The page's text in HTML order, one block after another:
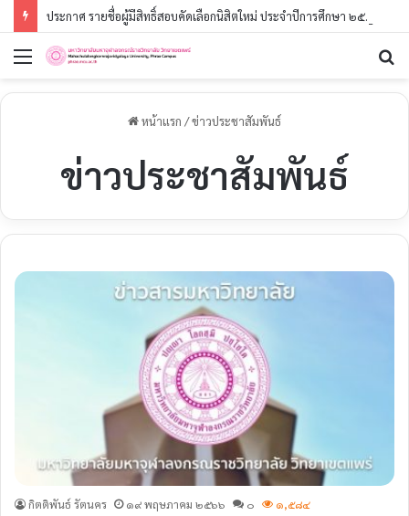
ประกาศ รายชื่อผู้มีสิทธิ์สอบคัดเลือกนิสิตใหม่ ประจำปีการศึกษา ๒๕๖๙ (รอบที่ ๓) ระดับปริญญาตรี
เมนู
หน้าแรก /ข่าวประชาสัมพันธ์
ข่าวประชาสัมพันธ์
กิตติพันธ์ รัตนคร ๑๙ พฤษภาคม ๒๕๖๖ ๐ ๑,๕๘๔